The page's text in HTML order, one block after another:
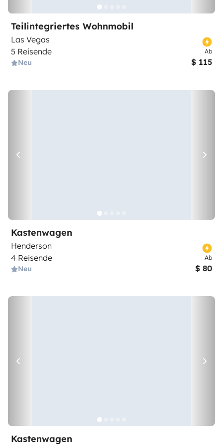
Teilintegriertes Wohnmobil
Las Vegas
5 Reisende
Neu
Ab
$ 115
Kastenwagen
Henderson
4 Reisende
Neu
Ab
$ 80
Kastenwagen